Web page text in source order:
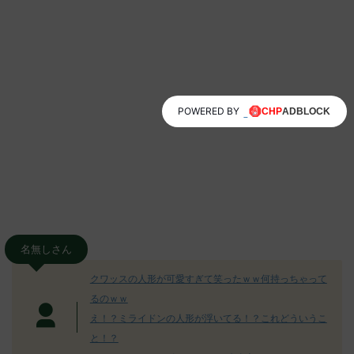
名無しさん
クワッスの人形が可愛すぎて笑ったｗｗ何持っちゃって
るのｗｗ
え！？ミライドンの人形が浮いてる！？これどういうこ
と！？
POWERED BY